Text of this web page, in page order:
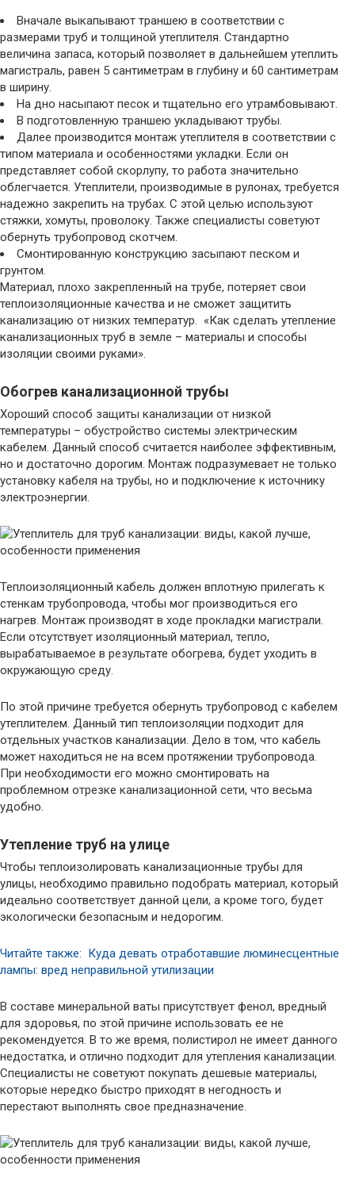
Вначале выкапывают траншею в соответствии с
размерами труб и толщиной утеплителя. Стандартно
величина запаса, который позволяет в дальнейшем утеплить
магистраль, равен 5 сантиметрам в глубину и 60 сантиметрам
в ширину.
На дно насыпают песок и тщательно его утрамбовывают.
В подготовленную траншею укладывают трубы.
Далее производится монтаж утеплителя в соответствии с
типом материала и особенностями укладки. Если он
представляет собой скорлупу, то работа значительно
облегчается. Утеплители, производимые в рулонах, требуется
надежно закрепить на трубах. С этой целью используют
стяжки, хомуты, проволоку. Также специалисты советуют
обернуть трубопровод скотчем.
Смонтированную конструкцию засыпают песком и
грунтом.
Материал, плохо закрепленный на трубе, потеряет свои
теплоизоляционные качества и не сможет защитить
канализацию от низких температур. «Как сделать утепление
канализационных труб в земле – материалы и способы
изоляции своими руками».
Обогрев канализационной трубы
Хороший способ защиты канализации от низкой
температуры – обустройство системы электрическим
кабелем. Данный способ считается наиболее эффективным,
но и достаточно дорогим. Монтаж подразумевает не только
установку кабеля на трубы, но и подключение к источнику
электроэнергии.
Теплоизоляционный кабель должен вплотную прилегать к
стенкам трубопровода, чтобы мог производиться его
нагрев. Монтаж производят в ходе прокладки магистрали.
Если отсутствует изоляционный материал, тепло,
вырабатываемое в результате обогрева, будет уходить в
окружающую среду.
По этой причине требуется обернуть трубопровод с кабелем
утеплителем. Данный тип теплоизоляции подходит для
отдельных участков канализации. Дело в том, что кабель
может находиться не на всем протяжении трубопровода.
При необходимости его можно смонтировать на
проблемном отрезке канализационной сети, что весьма
удобно.
Утепление труб на улице
Чтобы теплоизолировать канализационные трубы для
улицы, необходимо правильно подобрать материал, который
идеально соответствует данной цели, а кроме того, будет
экологически безопасным и недорогим.
Читайте также: Куда девать отработавшие люминесцентные
лампы: вред неправильной утилизации
В составе минеральной ваты присутствует фенол, вредный
для здоровья, по этой причине использовать ее не
рекомендуется. В то же время, полистирол не имеет данного
недостатка, и отлично подходит для утепления канализации.
Специалисты не советуют покупать дешевые материалы,
которые нередко быстро приходят в негодность и
перестают выполнять свое предназначение.